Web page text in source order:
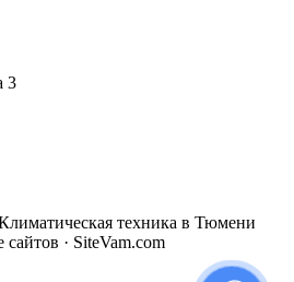
3
техника в Тюмени
· SiteVam.com